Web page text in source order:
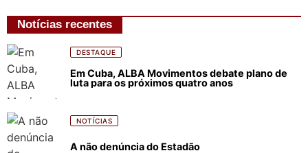
Notícias recentes
DESTAQUE
Em Cuba, ALBA Movimentos debate plano de
luta para os próximos quatro anos
NOTÍCIAS
A não denúncia do Estadão